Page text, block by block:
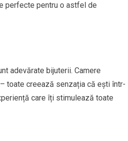
perfecte pentru o astfel de
adevărate bijuterii. Camere
toate creează senzația că ești într-
care îți stimulează toate